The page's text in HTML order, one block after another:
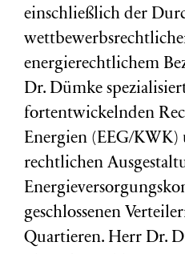
einschließlich der
energierechtlichem
Dr. Dümke
fortentwickelnden
Energien (EEG/KWK)
rechtlichen
geschlossenen
Quartieren. Herr Dr.